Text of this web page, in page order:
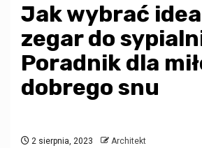
Jak wybrać
zegar do
Poradnik dla
dobrego snu
2 sierpnia, 2023 Architekt